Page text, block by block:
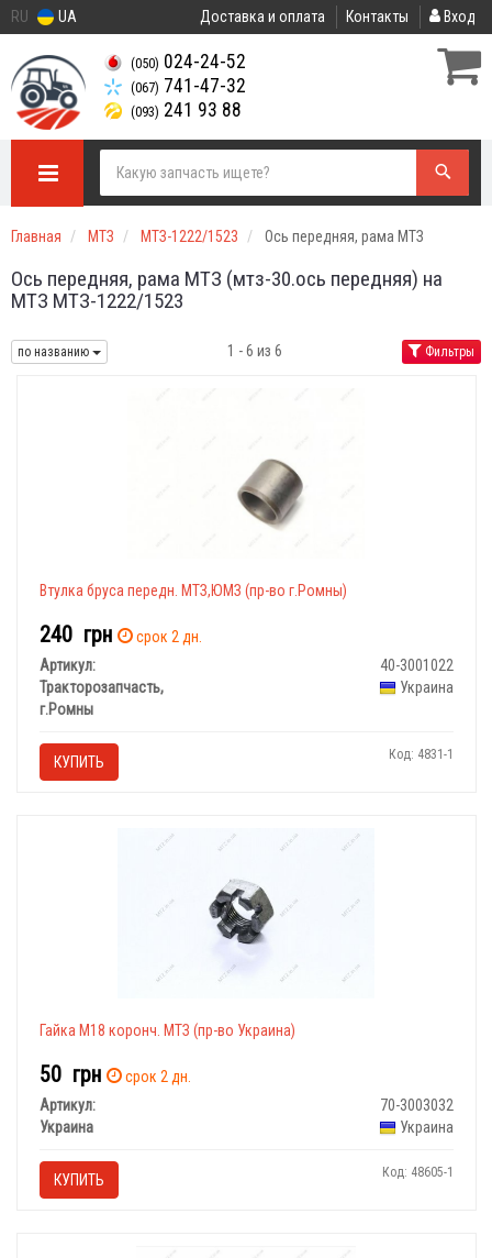
RU UA Доставка и оплата Контакты Вход
(050) 024-24-52
(067) 741-47-32
(093) 241 93 88
Главная МТЗ МТЗ-1222/1523 Ось передняя, рама МТЗ
Ось передняя, рама МТЗ (мтз-30.ось передняя) на
МТЗ МТЗ-1222/1523
по названию 1 - 6 из 6 Фильтры
Втулка бруса передн. МТЗ,ЮМЗ (пр-во г.Ромны)
240 грн
срок 2 дн.
Артикул:
40-3001022
Тракторозапчасть,
г.Ромны
Украина
КУПИТЬ Код: 4831-1
Гайка М18 коронч. МТЗ (пр-во Украина)
50 грн
срок 2 дн.
Артикул:
70-3003032
Украина
Украина
КУПИТЬ Код: 48605-1